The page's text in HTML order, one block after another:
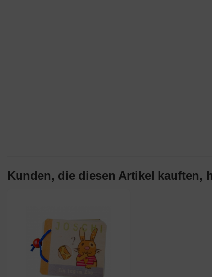
Kunden, die diesen Artikel kauften,